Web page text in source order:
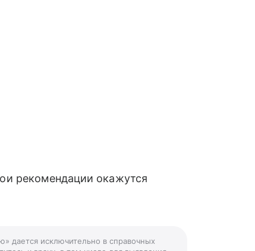
рекомендации окажутся
дается исключительно в справочных